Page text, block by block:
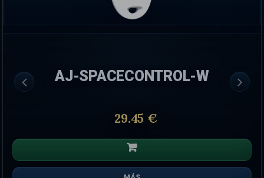
AJ-SPACECONTROL-W
29.45 €